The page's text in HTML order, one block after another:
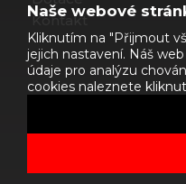
Kontakt
Naše webové
Kliknutím na "Přijmout
jejich nastavení. Náš
údaje pro analýzu
cookies naleznete